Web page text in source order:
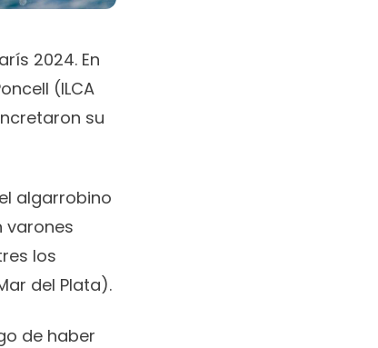
2024. En
(ILCA
su
algarrobino
varones
los
del Plata).
de haber